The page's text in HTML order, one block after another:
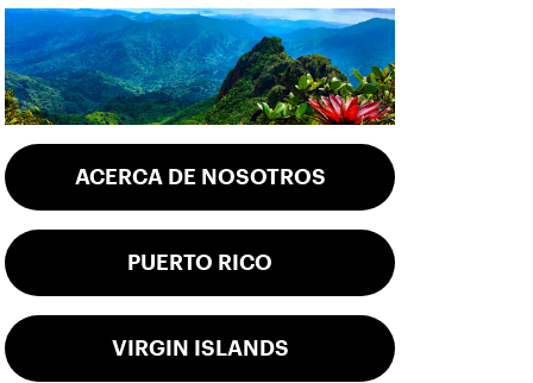
ACERCA DE NOSOTROS
PUERTO RICO
VIRGIN ISLANDS